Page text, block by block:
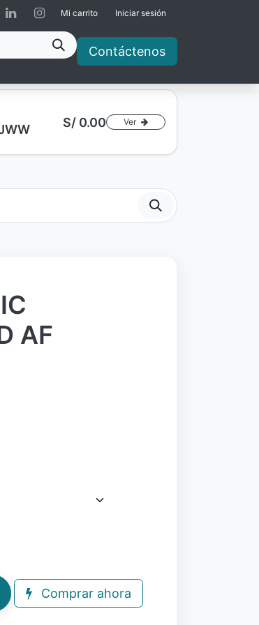
Mi carrito Iniciar sesión
Contáctenos
S/ 0.00 Ver
AF
Comprar ahora